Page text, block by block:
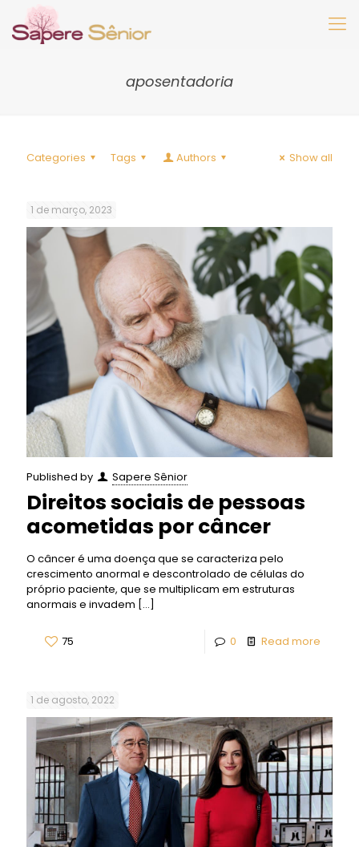
aposentadoria
Categories Tags Authors Show all
1 de março, 2023
Published by Sapere Sênior
Direitos sociais de pessoas
acometidas por câncer
O câncer é uma doença que se caracteriza pelo
crescimento anormal e descontrolado de células do
próprio paciente, que se multiplicam em estruturas
anormais e invadem […]
75 0 Read more
1 de agosto, 2022